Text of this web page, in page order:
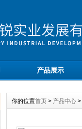
产品展示
你的位置首页 > 产品中心 >